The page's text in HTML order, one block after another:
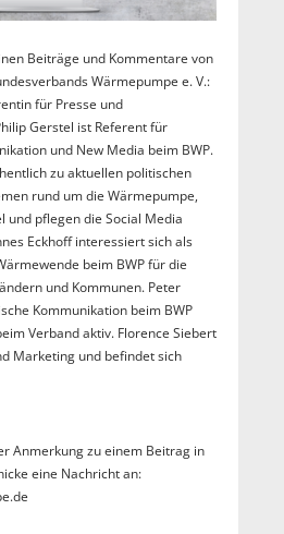
Beiträge und Kommentare von
Wärmepumpe e. V.:
für Presse und
Gerstel ist Referent für
und New Media beim BWP.
zu aktuellen politischen
rund um die Wärmepumpe,
und pflegen die Social Media
Eckhoff interessiert sich als
beim BWP für die
und Kommunen. Peter
Kommunikation beim BWP
Verband aktiv. Florence Siebert
Marketing und befindet sich
Anmerkung zu einem Beitrag in
eine Nachricht an: